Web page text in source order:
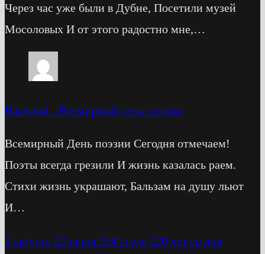
Через час уже были в Дубне, Посетили музей
Мосоловых И от этого радостно мне,…
Василий - Всемирный день поэзии
Всемирный День поэзии Сегодня отмечаем!
Поэты всегда грезили И жизнь казалась раем.
Стихи жизнь украшают, Бальзам на душу льют
И…
2 августа 22 июня 1941 года 220 лет со дня